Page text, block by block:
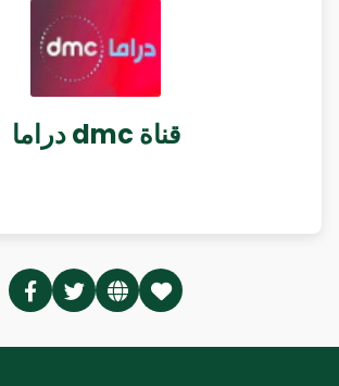
قناة dmc دراما